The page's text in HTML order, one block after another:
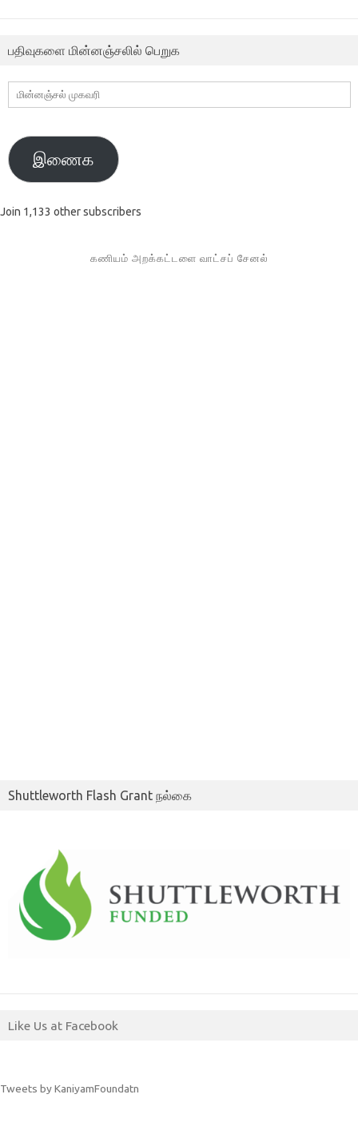
பதிவுகளை மின்னஞ்சலில் பெறுக
மின்னஞ்சல்
முகவரி
இணைக
Join 1,133 other subscribers
கணியம் அறக்கட்டளை வாட்சப் சேனல்
Shuttleworth Flash Grant நல்கை
Like Us at Facebook
Tweets by KaniyamFoundatn